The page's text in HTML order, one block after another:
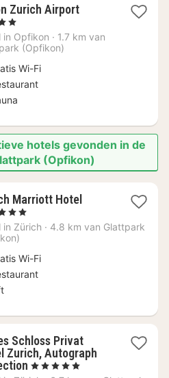
Zurich Airport1
vanaf
in Opfikon · 1.7 km van
(Opfikon)
Wi-Fi
hotels gevonden in de
(Opfikon)
Marriott Hotel1
vanaf
in Zürich · 4.8 km van Glattpark
Wi-Fi
Schloss Privat
Zurich, Autograph
1
, 5 Sterren